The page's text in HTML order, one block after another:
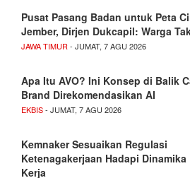
Pusat Pasang Badan untuk Peta
Jember, Dirjen Dukcapil: Warga
JAWA TIMUR- JUMAT, 7 AGU 2026
Apa Itu AVO? Ini Konsep di Balik
Brand Direkomendasikan AI
EKBIS- JUMAT, 7 AGU 2026
Kemnaker Sesuaikan Regulasi
Ketenagakerjaan Hadapi Dinamika
Kerja